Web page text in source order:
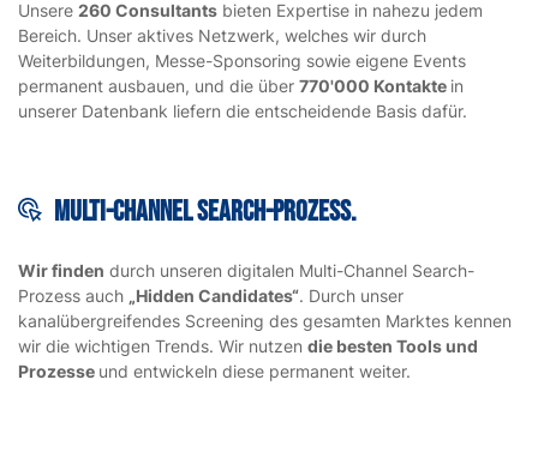
Unsere 260 Consultants bieten Expertise in nahezu jedem
Bereich. Unser aktives Netzwerk, welches wir durch
Weiterbildungen, Messe-Sponsoring sowie eigene Events
permanent ausbauen, und die über 770'000 Kontakte in
unserer Datenbank liefern die entscheidende Basis dafür.
Multi-Channel search-proZess.
Wir finden durch unseren digitalen Multi-Channel Search-
Prozess auch „Hidden Candidates“. Durch unser
kanalübergreifendes Screening des gesamten Marktes kennen
wir die wichtigen Trends. Wir nutzen die besten Tools und
Prozesse und entwickeln diese permanent weiter.